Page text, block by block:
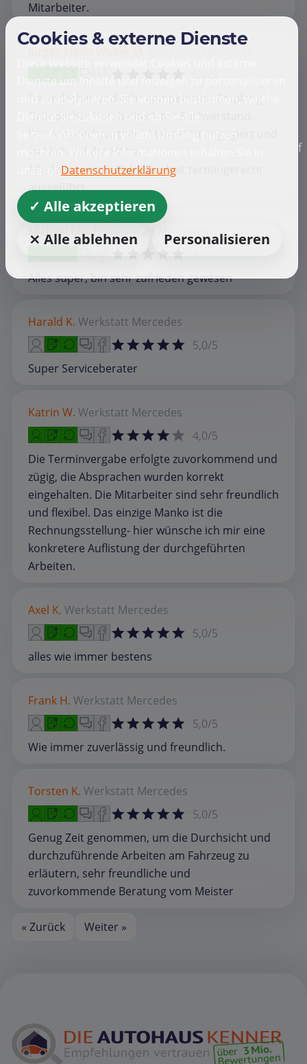
Mitarbeiter.
Freundlicher und sehr kompetenter Empfang.
Gründlicher Vorab-check mit Sachverstand.
Der Ansprechpartner - Meister ist engagiert und
fachlich auf der Höhe.
Alle Arbeiten zur Zufriedenheit termingerecht
ausgeführt.
Michael Erik E. Werkstatt
Mercedes
Alles super, bin sehr zufrieden gewesen
Harald K. Werkstatt Mercedes
5,0/5
Super Serviceberater
Katrin W. Werkstatt Mercedes
4,0/5
Die Terminvergabe erfolgte zuvorkommend und
zügig, die Absprachen wurden korrekt
eingehalten. Die Mitarbeiter sind sehr freundlich
und flexibel. Das einzige Manko ist die
Rechnungsstellung- hier wünsche ich mir eine
konkretere Auflistung der durchgeführten
Arbeiten.
Axel K. Werkstatt Mercedes
5,0/5
alles wie immer bestens
Frank H. Werkstatt Mercedes
5,0/5
Wie immer zuverlässig und freundlich.
Torsten K. Werkstatt Mercedes
5,0/5
Genug Zeit genommen, um die Durchsicht und
durchzuführende Arbeiten am Fahrzeug zu
erläutern, sehr freundliche und
zuvorkommende Beratung vom Meister
« Zurück Weiter »
Cookies & externe Dienste
Diese Website verwendet Cookies und externe
Dienste um Inhalte und Anzeigen zu personalisieren
und zu analysieren. Sie können bestimmen, welche
Dienste Sie zulassen und ob Sie alle
Seitenfunktionen in vollem Umfang nutzen
möchten. Weitere Informationen erhalten Sie in
unserer Datenschutzerklärung
✓ Alle akzeptieren
⨯ Alle ablehnen
Personalisieren
f